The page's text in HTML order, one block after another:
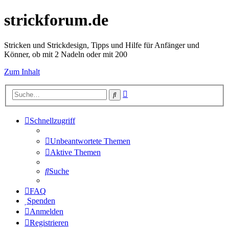
strickforum.de
Stricken und Strickdesign, Tipps und Hilfe für Anfänger und
Könner, ob mit 2 Nadeln oder mit 200
Zum Inhalt
Suche
Schnellzugriff
Unbeantwortete Themen
Aktive Themen
Suche
FAQ
Spenden
Anmelden
Registrieren